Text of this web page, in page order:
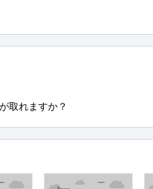
取れますか？